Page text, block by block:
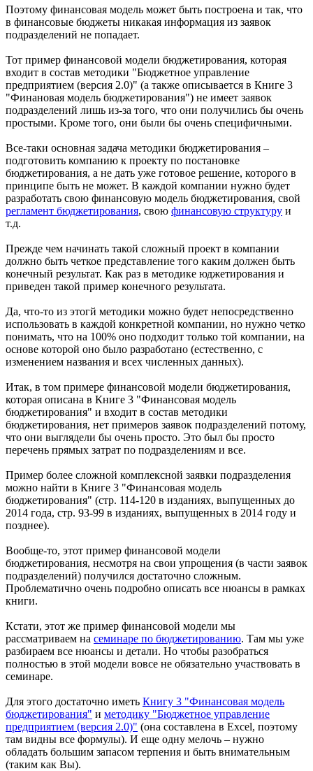
Поэтому финансовая модель может быть построена и так, что
в финансовые бюджеты никакая информация из заявок
подразделений не попадает.
Тот пример финансовой модели бюджетирования, которая
входит в состав методики "Бюджетное управление
предприятием (версия 2.0)" (а также описывается в Книге 3
"Финановая модель бюджетирования") не имеет заявок
подразделений лишь из-за того, что они получились бы очень
простыми. Кроме того, они были бы очень специфичными.
Все-таки основная задача методики бюджетирования –
подготовить компанию к проекту по постановке
бюджетирования, а не дать уже готовое решение, которого в
принципе быть не может. В каждой компании нужно будет
разработать свою финансовую модель бюджетирования, свой
регламент бюджетирования, свою финансовую структуру и
т.д.
Прежде чем начинать такой сложный проект в компании
должно быть четкое представление того каким должен быть
конечный результат. Как раз в методике юджетирования и
приведен такой пример конечного результата.
Да, что-то из этогй методики можно будет непосредственно
использовать в каждой конкретной компании, но нужно четко
понимать, что на 100% оно подходит только той компании, на
основе которой оно было разработано (естественно, с
изменением названия и всех численных данных).
Итак, в том примере финансовой модели бюджетирования,
которая описана в Книге 3 "Финансовая модель
бюджетирования" и входит в состав методики
бюджетирования, нет примеров заявок подразделений потому,
что они выглядели бы очень просто. Это был бы просто
перечень прямых затрат по подразделениям и все.
Пример более сложной комплексной заявки подразделения
можно найти в Книге 3 "Финансовая модель
бюджетирования" (стр. 114-120 в изданиях, выпущенных до
2014 года, стр. 93-99 в изданиях, выпущенных в 2014 году и
позднее).
Вообще-то, этот пример финансовой модели
бюджетирования, несмотря на свои упрощения (в части заявок
подразделений) получился достаточно сложным.
Проблематично очень подробно описать все нюансы в рамках
книги.
Кстати, этот же пример финансовой модели мы
рассматриваем на семинаре по бюджетированию. Там мы уже
разбираем все нюансы и детали. Но чтобы разобраться
полностью в этой модели вовсе не обязательно участвовать в
семинаре.
Для этого достаточно иметь Книгу 3 "Финансовая модель
бюджетирования" и методику "Бюджетное управление
предприятием (версия 2.0)" (она составлена в Excel, поэтому
там видны все формулы). И еще одну мелочь – нужно
обладать большим запасом терпения и быть внимательным
(таким как Вы).